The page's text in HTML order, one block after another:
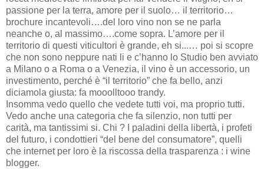
passione per la terra, amore per il suolo… il territorio…
brochure incantevoli….del loro vino non se ne parla
neanche o, al massimo….come sopra. L’amore per il
territorio di questi viticultori è grande, eh si...… poi si scopre
che non sono neppure nati li e c’hanno lo Studio ben avviato
a Milano o a Roma o a Venezia, il vino è un accessorio, un
investimento, perché è “il territorio” che fa bello, anzi
diciamola giusta: fa mooolltooo trandy.
Insomma vedo quello che vedete tutti voi, ma proprio tutti.
Vedo anche una categoria che fa silenzio, non tutti per
carità, ma tantissimi si. Chi ? I paladini della libertà, i profeti
del futuro, i condottieri “del bene del consumatore”, quelli
che internet per loro è la riscossa della trasparenza : i wine
blogger.